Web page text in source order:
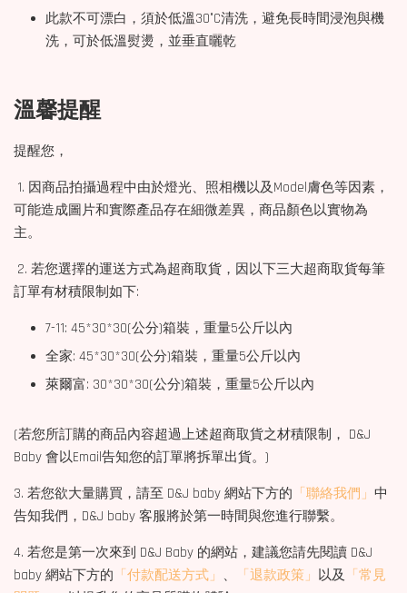
此款不可漂白，須於低溫30°C清洗，避免長時間浸泡與機
洗，可於低溫熨燙，並垂直曬乾
溫馨提醒
提醒您，
1. 因商品拍攝過程中由於燈光、照相機以及Model膚色等因素，
可能造成圖片和實際產品存在細微差異，商品顏色以實物為
主。
2. 若您選擇的運送方式為超商取貨，因以下三大超商取貨每筆
訂單有材積限制如下:
7-11: 45*30*30(公分)箱裝，重量5公斤以內
全家: 45*30*30(公分)箱裝，重量5公斤以內
萊爾富: 30*30*30(公分)箱裝，重量5公斤以內
(若您所訂購的商品內容超過上述超商取貨之材積限制， D&J
Baby 會以Email告知您的訂單將拆單出貨。)
3. 若您欲大量購買，請至 D&J baby 網站下方的 「聯絡我們」 中
告知我們，D&J baby 客服將於第一時間與您進行聯繫。
4. 若您是第一次來到 D&J Baby 的網站，建議您請先閱讀 D&J
baby 網站下方的 「付款配送方式」 、 「退款政策」 以及
「常見